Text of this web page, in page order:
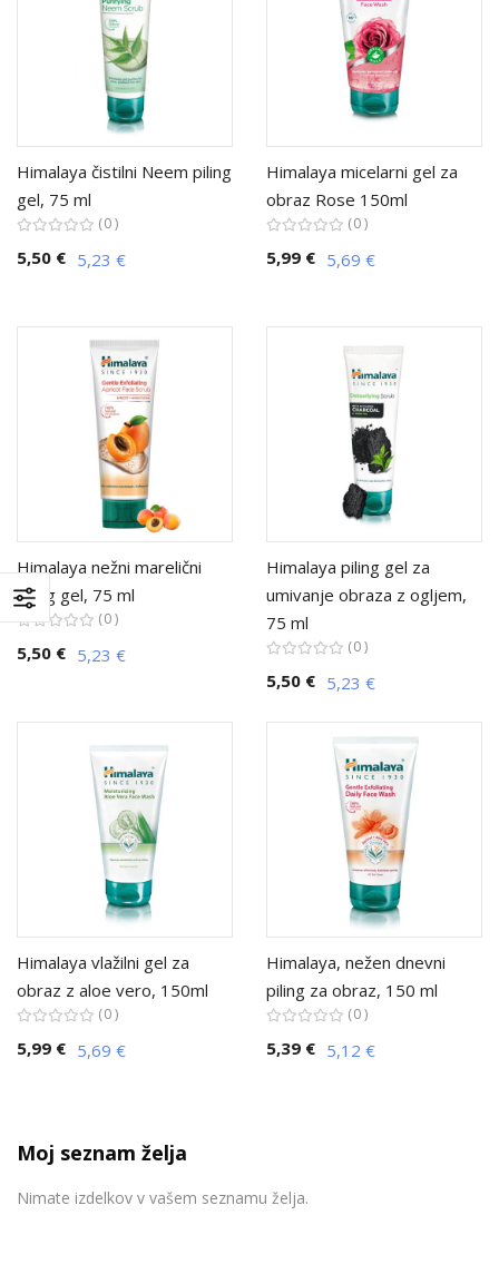
Himalaya čistilni Neem piling
gel, 75 ml
0
5,50 € 5,23 €
Himalaya micelarni gel za
obraz Rose 150ml
0
5,99 € 5,69 €
Himalaya nežni marelični
piling gel, 75 ml
0
5,50 € 5,23 €
Himalaya piling gel za
umivanje obraza z ogljem,
75 ml
0
5,50 € 5,23 €
Himalaya vlažilni gel za
obraz z aloe vero, 150ml
0
5,99 € 5,69 €
Himalaya, nežen dnevni
piling za obraz, 150 ml
0
5,39 € 5,12 €
Moj seznam želja
Nimate izdelkov v vašem seznamu želja.